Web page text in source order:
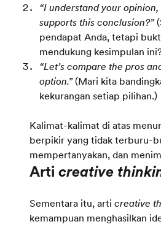
“I understand your
supports this conclusion?”
pendapat Anda, tetapi
mendukung kesimpulan
“Let’s compare the pros
option.”(Mari kita
kekurangan setiap pilihan.)
Kalimat-kalimat di atas
berpikir yang tidak terburu-
mempertanyakan, dan
Arti creative
Sementara itu, arti creative
kemampuan menghasilkan